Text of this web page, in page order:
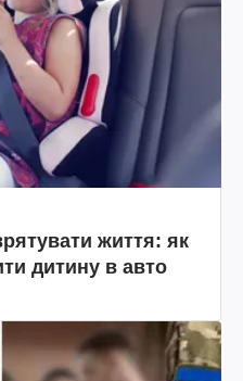
життя: як
дитину в авто